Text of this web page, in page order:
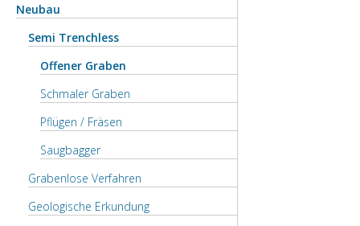
Neubau
Semi Trenchless
Offener Graben
Schmaler Graben
Pflügen / Fräsen
Saugbagger
Grabenlose Verfahren
Geologische Erkundung